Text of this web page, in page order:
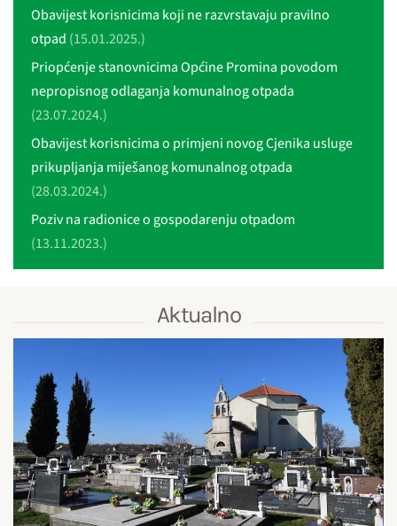
Obavijest korisnicima koji ne razvrstavaju pravilno
otpad (15.01.2025.)
Priopćenje stanovnicima Općine Promina povodom
nepropisnog odlaganja komunalnog otpada
(23.07.2024.)
Obavijest korisnicima o primjeni novog Cjenika usluge
prikupljanja miješanog komunalnog otpada
(28.03.2024.)
Poziv na radionice o gospodarenju otpadom
(13.11.2023.)
Aktualno